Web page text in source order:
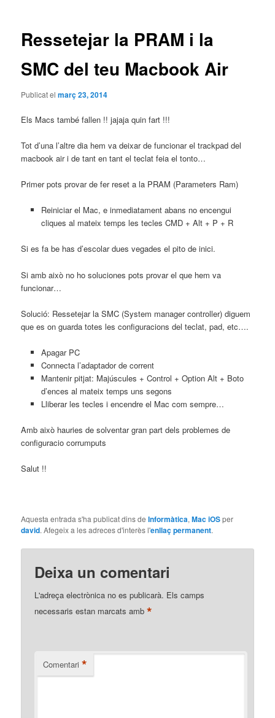
Ressetejar la PRAM i la
SMC del teu Macbook Air
Publicat elmarç 23, 2014
Els Macs també fallen !! jajaja quin fart !!!
Tot d’una l’altre dia hem va deixar de funcionar el trackpad del
macbook air i de tant en tant el teclat feia el tonto…
Primer pots provar de fer reset a la PRAM (Parameters Ram)
Reiniciar el Mac, e inmediatament abans no encengui
cliques al mateix temps les tecles CMD + Alt + P + R
Si es fa be has d’escolar dues vegades el pito de inici.
Si amb això no ho soluciones pots provar el que hem va
funcionar…
Solució: Ressetejar la SMC (System manager controller) diguem
que es on guarda totes les configuracions del teclat, pad, etc….
Apagar PC
Connecta l’adaptador de corrent
Mantenir pitjat: Majúscules + Control + Option Alt + Boto
d’ences al mateix temps uns segons
Lliberar les tecles i encendre el Mac com sempre…
Amb això hauries de solventar gran part dels problemes de
configuracio corrumputs
Salut !!
Aquesta entrada s'ha publicat dins deInformàtica,Mac iOSper
david. Afegeix a les adreces d'interès l'enllaç permanent.
Deixa un comentari
L'adreça electrònica no es publicarà. Els camps
necessaris estan marcats amb*
Comentari *